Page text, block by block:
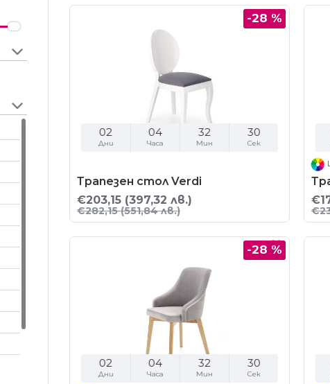
-28 %
02
Дни
04
Часа
32
Мин
29
Сек
Трапезен стол Verdi
€203,15 (397,32 лв.)
€282,15(551,84 лв.)
-28 %
02
Дни
04
Часа
32
Мин
29
Сек